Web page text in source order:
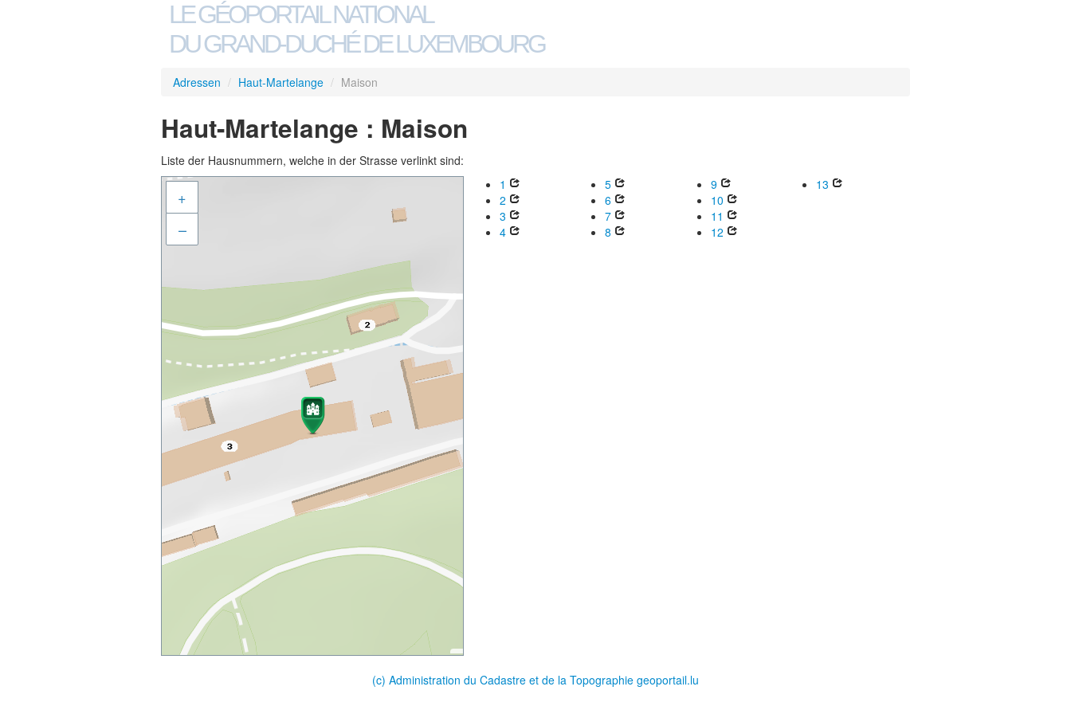
LE GÉOPORTAIL NATIONAL
DU GRAND-DUCHÉ DE LUXEMBOURG
Adressen / Haut-Martelange / Maison
Haut-Martelange : Maison
Liste der Hausnummern, welche in der Strasse verlinkt sind:
+
–
1
2
3
4
5
6
7
8
9
10
11
12
13
(c) Administration du Cadastre et de la Topographie geoportail.lu